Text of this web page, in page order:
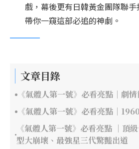
戲，幕後更有日韓黃金團隊聯
帶你一窺這部必追的神劇。
文章目錄
《氣體人第一號》必看亮點｜劇
《氣體人第一號》必看亮點｜
《氣體人第一號》必看亮點 ｜頂
型大崩壞、最強星三代驚豔出道